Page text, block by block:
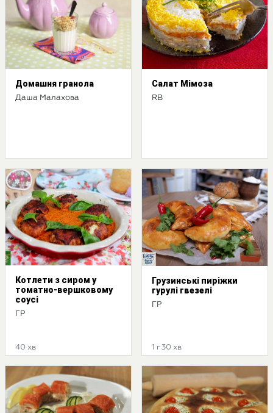
Домашня гранола
Даша Малахова
Салат Мімоза
RB
Котлети з сиром у
томатно-вершковому
соусі
ГР
40 хв
Грузинські пиріжки
гурулі гвезелі
ГР
1 г 30 хв